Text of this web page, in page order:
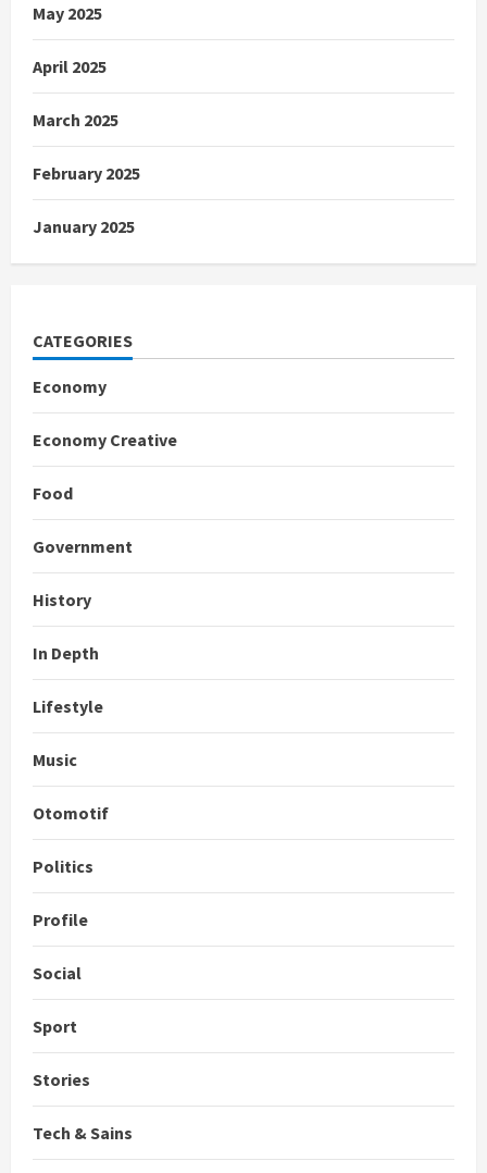
May 2025
April 2025
March 2025
February 2025
January 2025
CATEGORIES
Economy
Economy Creative
Food
Government
History
In Depth
Lifestyle
Music
Otomotif
Politics
Profile
Social
Sport
Stories
Tech & Sains